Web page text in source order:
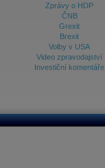
Zprávy o HDP
ČNB
Grexit
Brexit
Volby v USA
Video zpravodajství
Investiční komentáře